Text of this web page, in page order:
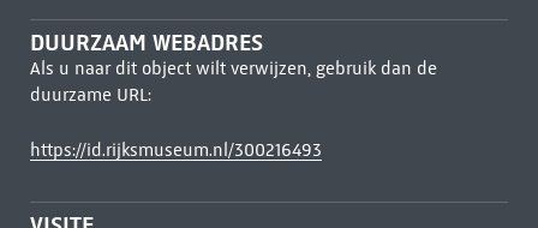
DUURZAAM WEBADRES
Als u naar dit object wilt verwijzen, gebruik dan de
duurzame URL:
https://id.rijksmuseum.nl/300216493